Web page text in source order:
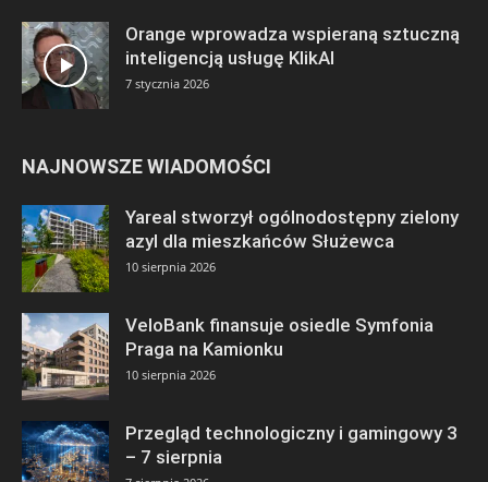
Orange wprowadza wspieraną sztuczną
inteligencją usługę KlikAI
7 stycznia 2026
NAJNOWSZE WIADOMOŚCI
Yareal stworzył ogólnodostępny zielony
azyl dla mieszkańców Służewca
10 sierpnia 2026
VeloBank finansuje osiedle Symfonia
Praga na Kamionku
10 sierpnia 2026
Przegląd technologiczny i gamingowy 3
– 7 sierpnia